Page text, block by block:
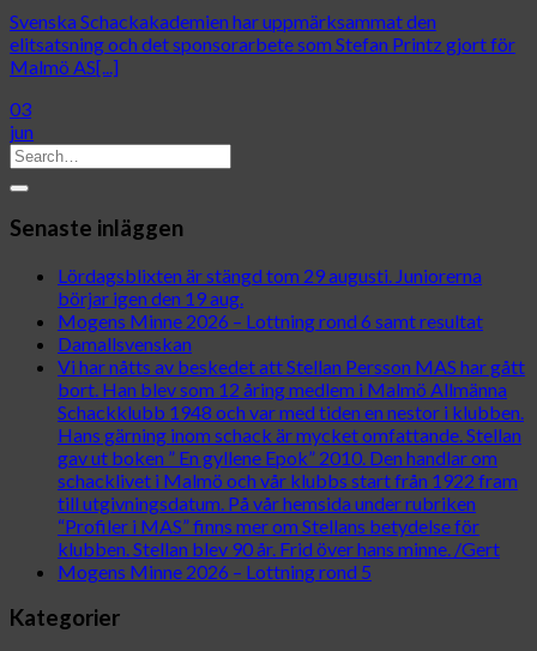
Svenska Schackakademien har uppmärksammat den
elitsatsning och det sponsorarbete som Stefan Printz gjort för
Malmö AS[...]
03
jun
Senaste inläggen
Lördagsblixten är stängd tom 29 augusti. Juniorerna
börjar igen den 19 aug.
Mogens Minne 2026 – Lottning rond 6 samt resultat
Damallsvenskan
Vi har nåtts av beskedet att Stellan Persson MAS har gått
bort. Han blev som 12 åring medlem i Malmö Allmänna
Schackklubb 1948 och var med tiden en nestor i klubben.
Hans gärning inom schack är mycket omfattande. Stellan
gav ut boken ” En gyllene Epok” 2010. Den handlar om
schacklivet i Malmö och vår klubbs start från 1922 fram
till utgivningsdatum. På vår hemsida under rubriken
“Profiler i MAS” finns mer om Stellans betydelse för
klubben. Stellan blev 90 år. Frid över hans minne. /Gert
Mogens Minne 2026 – Lottning rond 5
Kategorier